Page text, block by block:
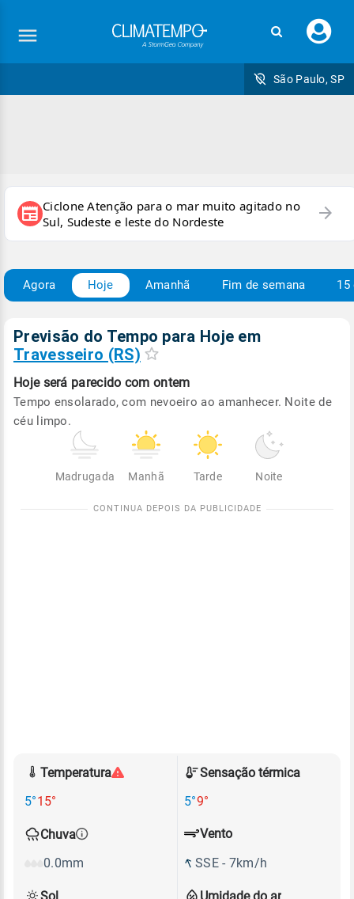
seu
São Paulo, SP
newspaper Ciclone Atenção para o mar muito agitado no
Sul, Sudeste e leste do Nordeste
arrow_forward
Agora Hoje Amanhã Fim de semana 15
Previsão do Tempo para Hoje em
Travesseiro (RS)
Hoje será parecido com ontem
Tempo ensolarado, com nevoeiro ao amanhecer. Noite de
céu limpo.
Madrugada Manhã Tarde Noite
Temperatura
5°15°
Sensação térmica
5°9°
Chuva
0.0mm
Umidade do ar
Vento
SSE - 7km/h
Sol